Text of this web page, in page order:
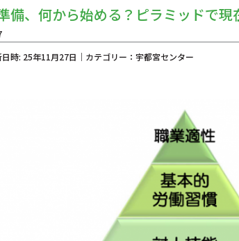
備、何から始める？ピラミッドで
時: 25年11月27日｜カテゴリー：宇都宮センター